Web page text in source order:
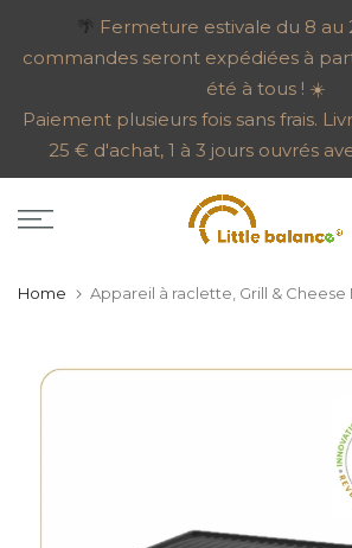
to
🌴 Fermeture estivale du 8 au
commandes seront expédiées à
été à tous ! ☀️
Paiement plusieurs fois sans frais.
25 € d'achat, 1 à 3 jours ouvrés
Home Appareil à raclette, Grill & Cheese